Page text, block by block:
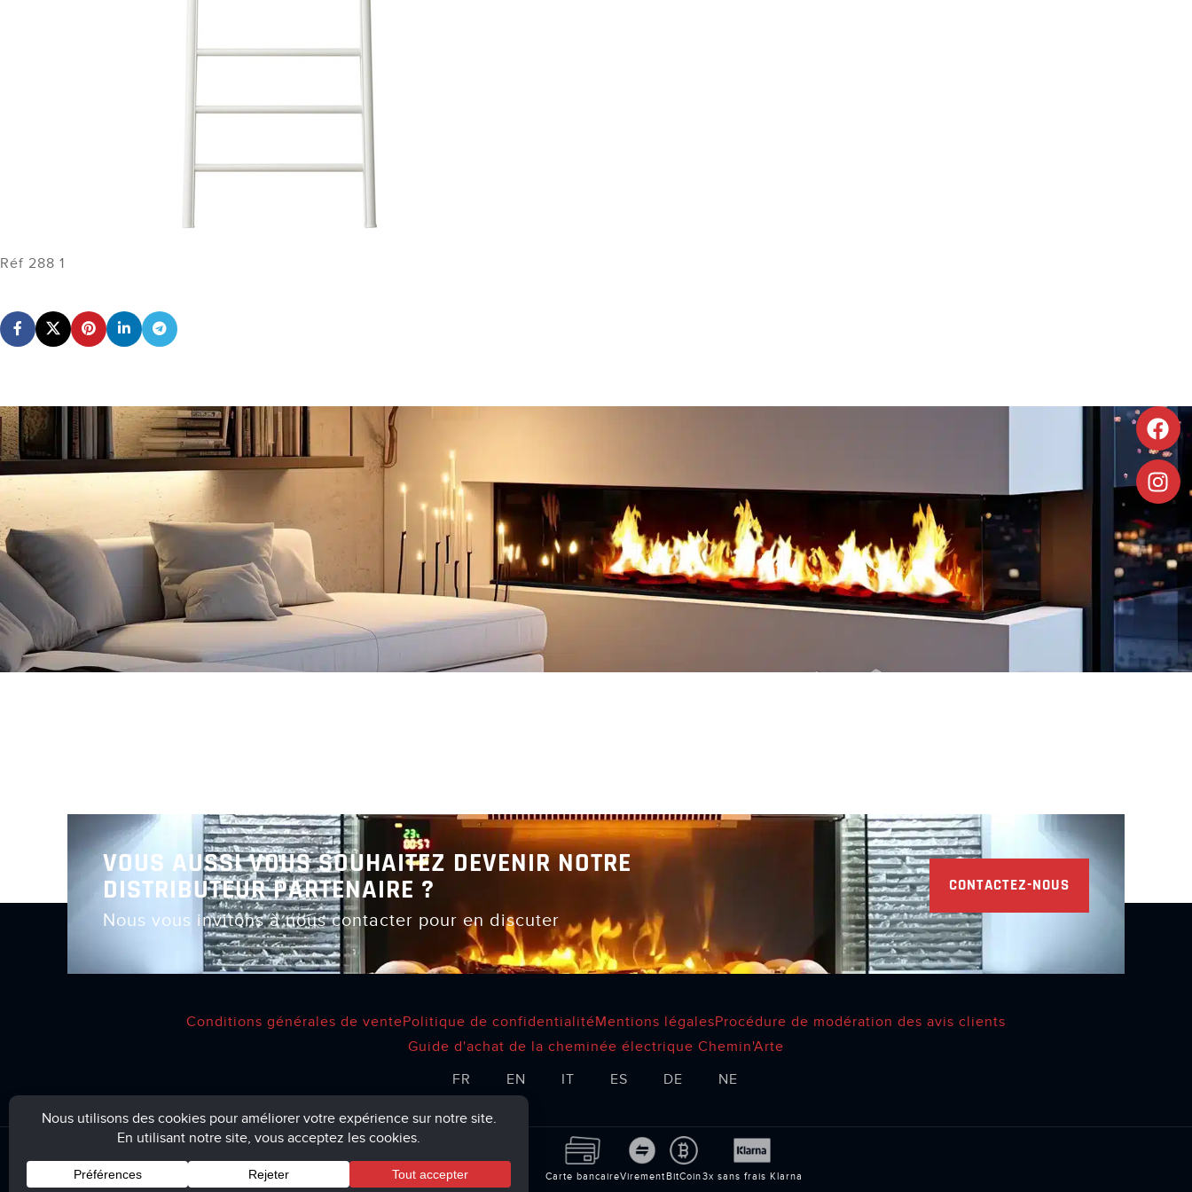
Réf 288 1
VOUS AUSSI VOUS SOUHAITEZ DEVENIR NOTRE
DISTRIBUTEUR PARTENAIRE ?
Nous vous invitons à nous contacter pour en discuter
CONTACTEZ-NOUS
Conditions générales de ventePolitique de confidentialitéMentions légalesProcédure de modération des avis clients
Guide d'achat de la cheminée électrique Chemin'Arte
FR
EN IT ES DE NE
Chemin’Arte © 2026 – Tous droits réservés – Webiaprod
Carte bancaireVirementBitCoin3x sans frais Klarna